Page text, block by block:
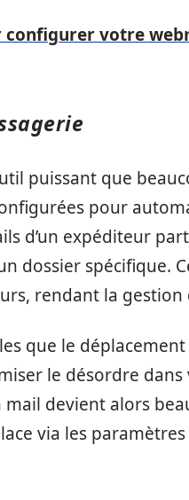
configurer votre
puissant que
pour
d’un expéditeur
dossier spécifique.
rendant la
que le
le désordre
devient alors
via les